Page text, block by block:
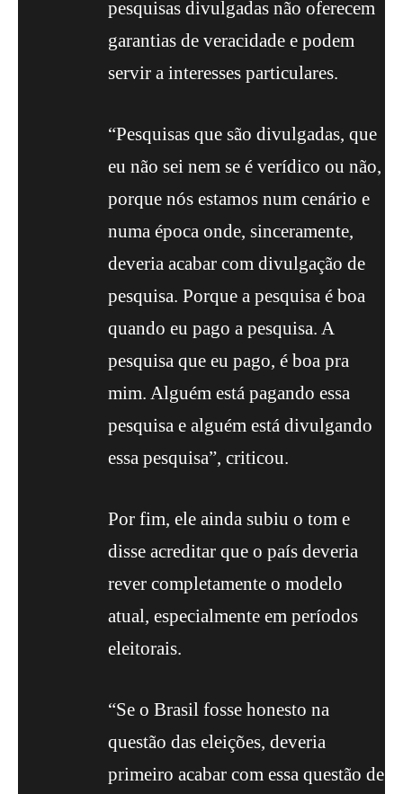
pesquisas divulgadas não oferecem
garantias de veracidade e podem
servir a interesses particulares.
“Pesquisas que são divulgadas, que
eu não sei nem se é verídico ou não,
porque nós estamos num cenário e
numa época onde, sinceramente,
deveria acabar com divulgação de
pesquisa. Porque a pesquisa é boa
quando eu pago a pesquisa. A
pesquisa que eu pago, é boa pra
mim. Alguém está pagando essa
pesquisa e alguém está divulgando
essa pesquisa”, criticou.
Por fim, ele ainda subiu o tom e
disse acreditar que o país deveria
rever completamente o modelo
atual, especialmente em períodos
eleitorais.
“Se o Brasil fosse honesto na
questão das eleições, deveria
primeiro acabar com essa questão de